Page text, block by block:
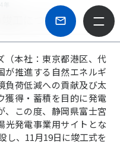
工について
本社：東京都港区、代
が推進する自然エネルギ
負荷低減への貢献及び太
獲得・蓄積を目的に発電
、この度、静岡県富士宮
光発電事業用サイトとな
し、11月19日に竣工式を